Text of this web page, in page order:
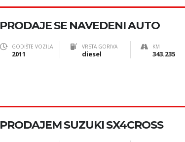
PRODAJE SE NAVEDENI AUTO
GODIŠTE VOZILA
2011
VRSTA GORIVA
diesel
KM
343.235
PRODAJEM SUZUKI SX4CROSS